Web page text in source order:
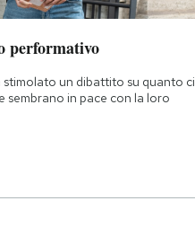
performativo
un dibattito su quanto ci
sembrano in pace con la loro